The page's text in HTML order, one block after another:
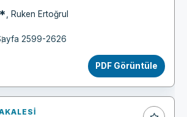
* Ruken Ertoğrul
2599-2626
PDF Görüntüle